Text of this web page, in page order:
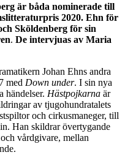
är båda nominerade till
2020. Ehn för
Sköldenberg för sin
. De intervjuas av Maria
Johan Ehns andra
med Down under. I sin nya
händelser. Hästpojkarna är
av tjugohundratalets
och cirkusmaneger, till
Han skildrar övertygande
vårdgivare, mellan